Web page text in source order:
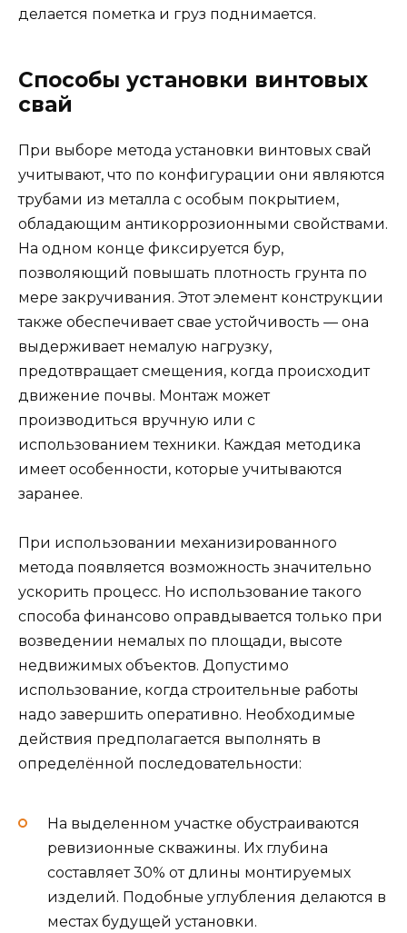
делается пометка и груз поднимается.
Способы установки винтовых
свай
При выборе метода установки винтовых свай
учитывают, что по конфигурации они являются
трубами из металла с особым покрытием,
обладающим антикоррозионными свойствами.
На одном конце фиксируется бур,
позволяющий повышать плотность грунта по
мере закручивания. Этот элемент конструкции
также обеспечивает свае устойчивость — она
выдерживает немалую нагрузку,
предотвращает смещения, когда происходит
движение почвы. Монтаж может
производиться вручную или с
использованием техники. Каждая методика
имеет особенности, которые учитываются
заранее.
При использовании механизированного
метода появляется возможность значительно
ускорить процесс. Но использование такого
способа финансово оправдывается только при
возведении немалых по площади, высоте
недвижимых объектов. Допустимо
использование, когда строительные работы
надо завершить оперативно. Необходимые
действия предполагается выполнять в
определённой последовательности:
На выделенном участке обустраиваются
ревизионные скважины. Их глубина
составляет 30% от длины монтируемых
изделий. Подобные углубления делаются в
местах будущей установки.